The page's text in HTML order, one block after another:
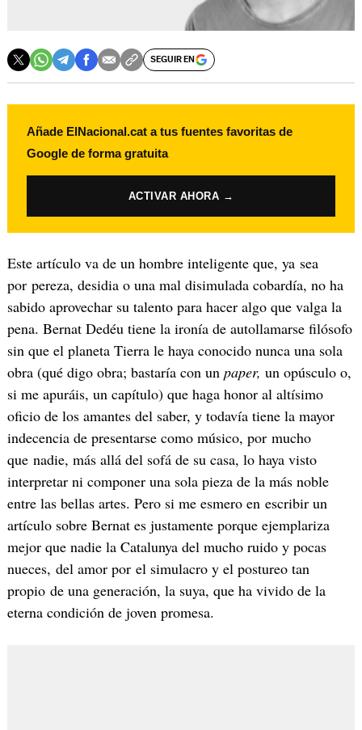
SEGUIR EN
Añade ElNacional.cat a tus fuentes favoritas de
Google de forma gratuita
ACTIVAR AHORA →
Este artículo va de un hombre inteligente que, ya sea
por pereza, desidia o una mal disimulada cobardía, no ha
sabido aprovechar su talento para hacer algo que valga la
pena. Bernat Dedéu tiene la ironía de autollamarse filósofo
sin que el planeta Tierra le haya conocido nunca una sola
obra (qué digo obra; bastaría con un paper, un opúsculo o,
si me apuráis, un capítulo) que haga honor al altísimo
oficio de los amantes del saber, y todavía tiene la mayor
indecencia de presentarse como músico, por mucho
que nadie, más allá del sofá de su casa, lo haya visto
interpretar ni componer una sola pieza de la más noble
entre las bellas artes. Pero si me esmero en escribir un
artículo sobre Bernat es justamente porque ejemplariza
mejor que nadie la Catalunya del mucho ruido y pocas
nueces, del amor por el simulacro y el postureo tan
propio de una generación, la suya, que ha vivido de la
eterna condición de joven promesa.